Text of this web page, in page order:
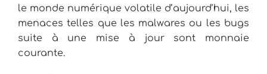
le monde numérique volatile d’aujourd’hui, les
menaces telles que les malwares ou les bugs
suite à une mise à jour sont monnaie
courante.